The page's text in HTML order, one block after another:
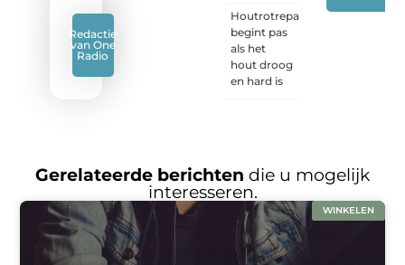
Redactie
van One
Radio
Houtrotreparatie
begint pas
als het
hout droog
en hard is
Gerelateerde berichten die u mogelijk
interesseren.
WINKELEN